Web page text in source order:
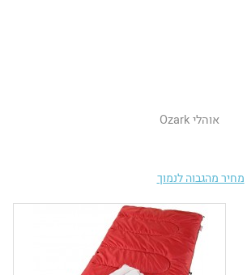
אוהלי Ozark
מחיר מהגבוה לנמוך